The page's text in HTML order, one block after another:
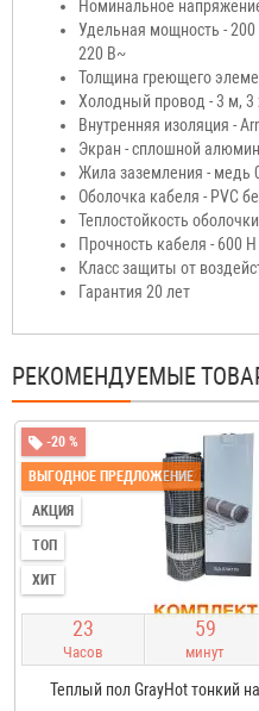
Номинальное
Удельная мощность -
220 В~
Толщина греющего
Холодный провод - 3 м, 3
Внутренняя изоляция -
Экран - сплошной
Жила заземления - медь
Оболочка кабеля - PVC
Теплостойкость
Прочность кабеля - 600
Класс защиты от
Гарантия 20 лет
РЕКОМЕНДУЕМЫЕ
-20 %
ВЫГОДНОЕ ПРЕДЛОЖЕНИЕ
АКЦИЯ
ТОП
ХИТ
23
Часов
59
минут
Теплый пол GrayHot тонкий